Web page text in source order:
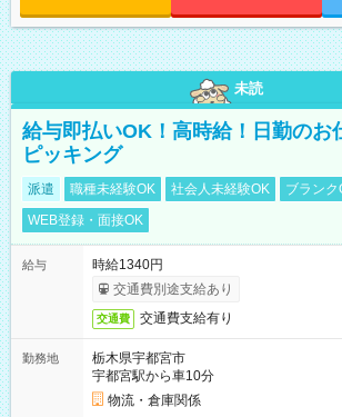
未読
給与即払いOK！高時給！日勤のお
ピッキング
派遣 職種未経験OK 社会人未経験OK
ブランク
WEB登録・面接OK
給与
時給1340円
交通費別途支給あり
交通費 交通費支給有り
勤務地
栃木県宇都宮市
宇都宮駅から車10分
物流・倉庫関係